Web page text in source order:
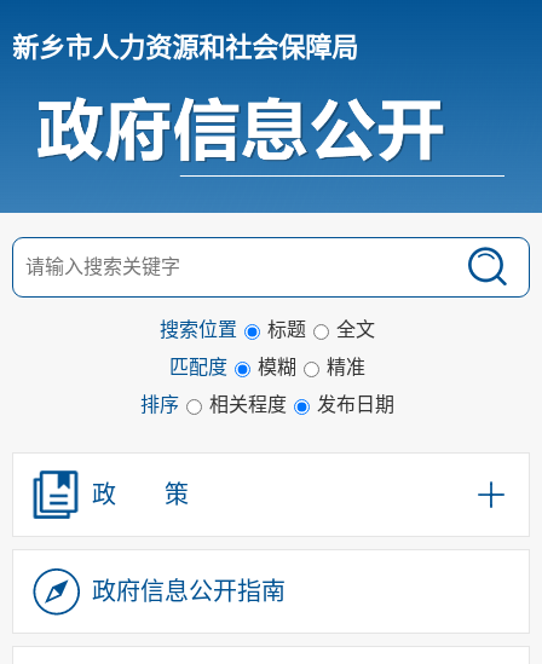
新乡市人力资源和社会保障局
搜索位置 标题
全文
匹配度
模糊
精准
排序
相关程度 发布日期
政 策
政府信息公开指南